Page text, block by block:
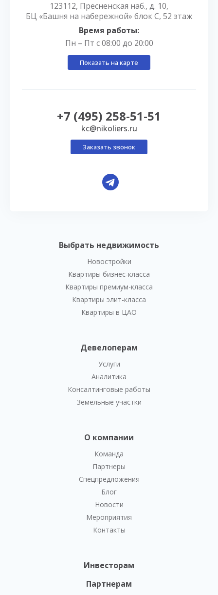
Выбрать недвижимость
Новостройки
Квартиры бизнес-класса
Квартиры премиум-класса
Квартиры элит-класса
Квартиры в ЦАО
Девелоперам
Услуги
Аналитика
Консалтинговые работы
Земельные участки
О компании
Команда
Партнеры
Спецпредложения
Блог
Новости
Мероприятия
Контакты
Инвесторам
Партнерам
123112, Пресненская наб., д. 10,
БЦ «Башня на набережной» блок С, 52 этаж
Время работы:
Пн – Пт с 08:00 до 20:00
Показать на карте
+7 (495) 258-51-51
kc@nikoliers.ru
Заказать звонок